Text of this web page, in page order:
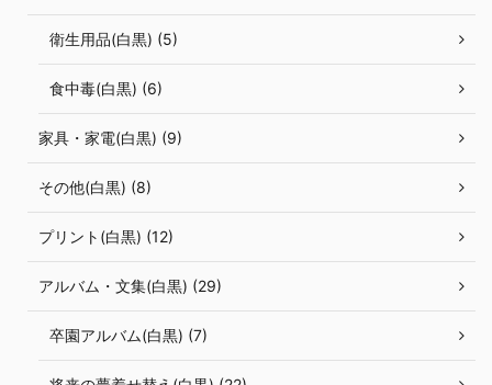
衛生用品(白黒) (5)
食中毒(白黒) (6)
家具・家電(白黒) (9)
その他(白黒) (8)
プリント(白黒) (12)
アルバム・文集(白黒) (29)
卒園アルバム(白黒) (7)